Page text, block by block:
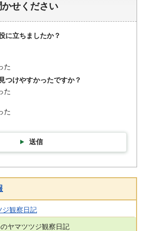
せください
に立ちましたか？
た
つけやすかったですか？
た
た
送信
ジ観察日記
ヤマツツジ観察日記